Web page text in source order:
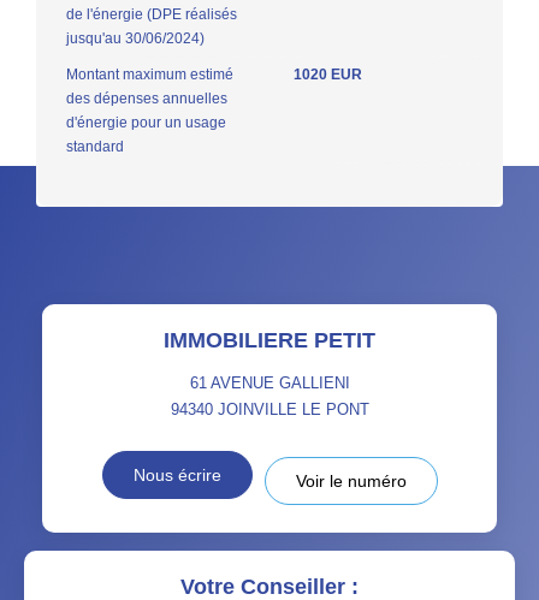
de l'énergie (DPE réalisés
jusqu'au 30/06/2024)
Montant maximum estimé
des dépenses annuelles
d'énergie pour un usage
standard
1020 EUR
IMMOBILIERE PETIT
61 AVENUE GALLIENI
94340 JOINVILLE LE PONT
Nous écrire Voir le numéro
Votre Conseiller :